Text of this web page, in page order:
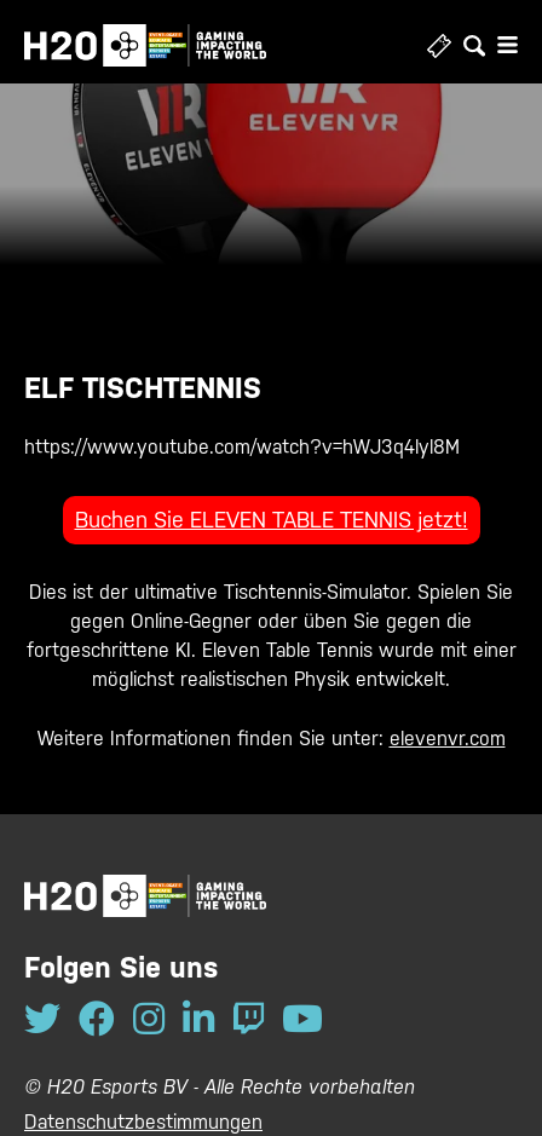
Inhalt
ELF TISCHTENNIS
https://www.youtube.com/watch?v=hWJ3q4lyl8M
Buchen Sie ELEVEN TABLE TENNIS jetzt!
Dies ist der ultimative Tischtennis-Simulator. Spielen Sie
gegen Online-Gegner oder üben Sie gegen die
fortgeschrittene KI. Eleven Table Tennis wurde mit einer
möglichst realistischen Physik entwickelt.
Weitere Informationen finden Sie unter: elevenvr.com
Folgen Sie uns
© H20 Esports BV - Alle Rechte vorbehalten
Datenschutzbestimmungen